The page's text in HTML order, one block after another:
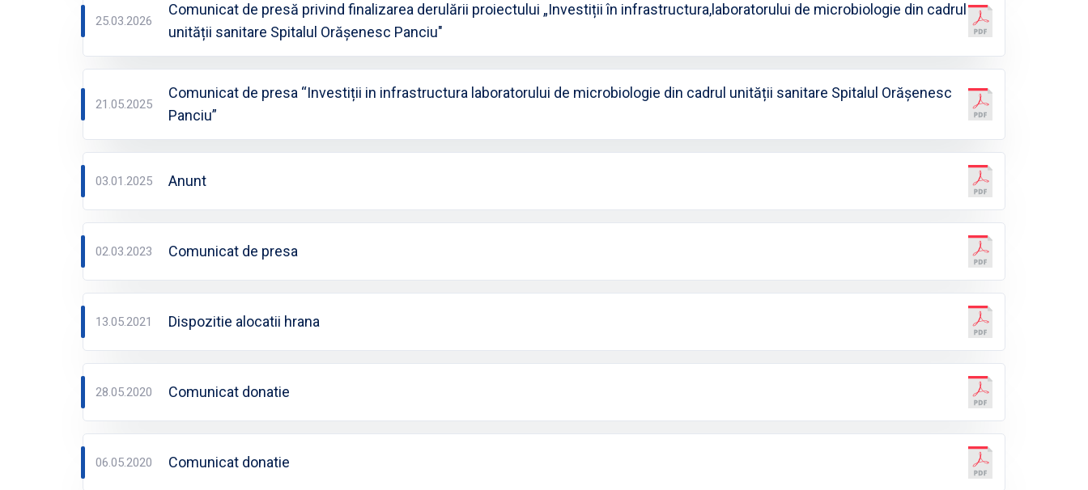
25.03.2026
Comunicat de presă privind finalizarea derulării proiectului „Investiții în infrastructura,laboratorului de microbiologie din cadrul
unității sanitare Spitalul Orășenesc Panciu"
21.05.2025
Comunicat de presa “Investiții in infrastructura laboratorului de microbiologie din cadrul unității sanitare Spitalul Orășenesc
Panciu”
03.01.2025 Anunt
02.03.2023 Comunicat de presa
13.05.2021 Dispozitie alocatii hrana
28.05.2020 Comunicat donatie
06.05.2020 Comunicat donatie